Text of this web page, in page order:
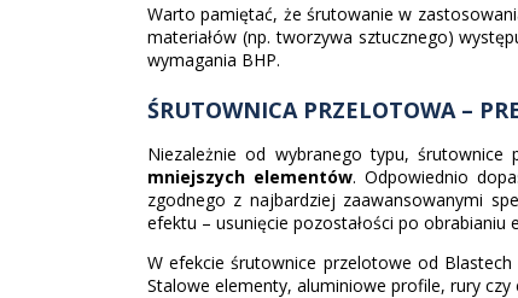
Warto pamiętać, że śrutowanie w
materiałów (np. tworzywa sztucznego)
wymagania BHP.
ŚRUTOWNICA PRZELOTOWA –
Niezależnie od wybranego typu,
mniejszych elementów. Odpowiednio
zgodnego z najbardziej zaawansowanymi
efektu – usunięcie pozostałości po obrabianiu
W efekcie śrutownice przelotowe od
Stalowe elementy, aluminiowe profile, rury